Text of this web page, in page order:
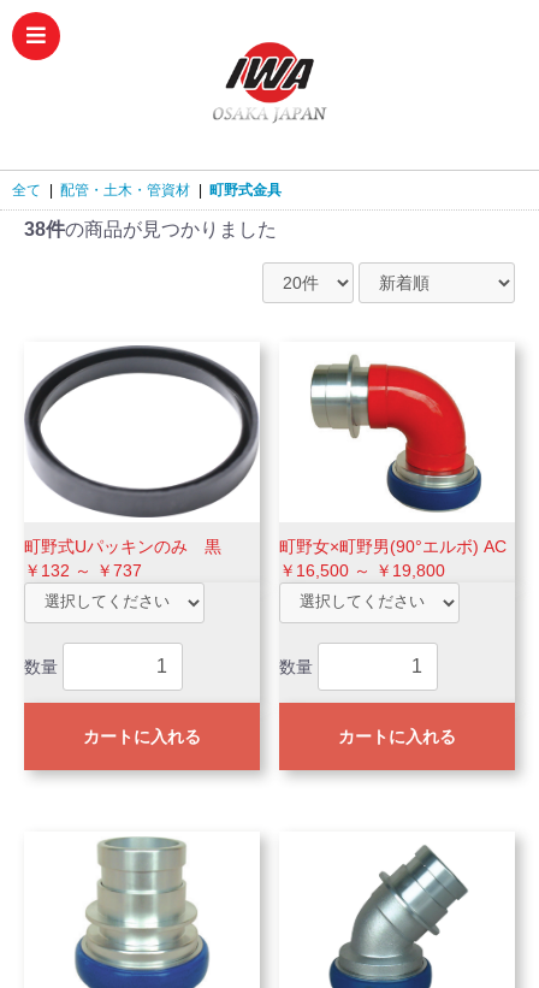
全て | 配管・土木・管資材 | 町野式金具
38件の商品が見つかりました
町野式Uパッキンのみ 黒
￥132 ～ ￥737
数量
カートに入れる
町野女×町野男(90°エルボ) AC
￥16,500 ～ ￥19,800
数量
カートに入れる